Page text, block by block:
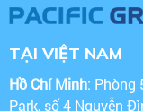
TẠI VIỆT NAM
Hồ Chí Minh: Phòng
Park, số 4 Nguyễn